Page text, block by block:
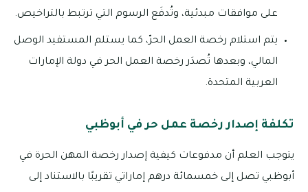
على موافقات مبدئية، وتُدفَع الرسوم التي ترتبط بالتراخيص.
يتم استلام رخصة العمل الحرّ، كما يستلم المستفيد الوصل
المالي، وبعدها تُصدَر رخصة العمل الحر في دولة الإمارات
العربية المتحدة.
تكلفة إصدار رخصة عمل حر في أبوظبي
يتوجب العلم أن مدفوعات كيفية إصدار رخصة المهن الحرة في
أبوظبي تصل إلى خمسمائة درهم إماراتي تقريبًا بالاستناد إلى